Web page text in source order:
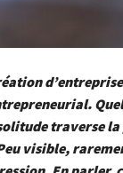
traverse
visible,